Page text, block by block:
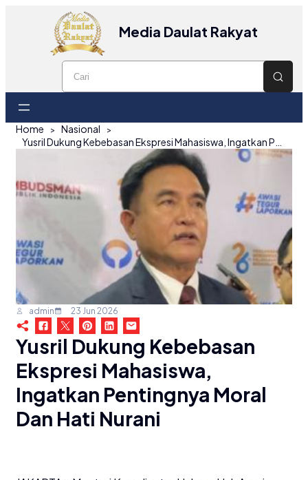
Media Daulat Rakyat
Home
Nasional
admin 23 Jun 2026
Yusril Dukung Kebebasan
Ekspresi Mahasiswa,
Ingatkan Pentingnya Moral
Dan Hati Nurani